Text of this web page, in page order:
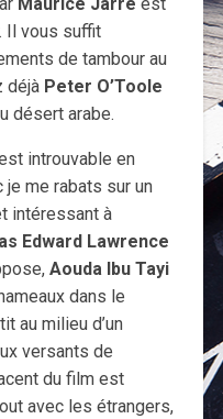
Il vous suffit
de tambour au
déjà Peter O’Toole
désert arabe.
introuvable en
me rabats sur un
intéressant à
Edward Lawrence
Aouda Ibu Tayi
dans le
au milieu d’un
versants de
du film est
avec les étrangers,